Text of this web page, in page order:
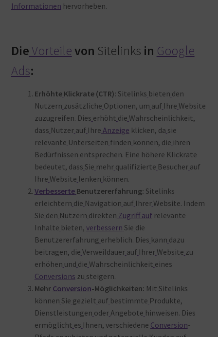
Informationen hervorheben.
DieVorteilevon Sitelinks in Google
Ads:
Erhöhte Klickrate (CTR): Sitelinks bieten den
Nutzern zusätzliche Optionen, um auf Ihre Website
zuzugreifen. Dies erhöht die Wahrscheinlichkeit,
dass Nutzer auf Ihre Anzeige klicken, da sie
relevante Unterseiten finden können, die ihren
Bedürfnissen entsprechen. Eine höhere Klickrate
bedeutet, dass Sie mehr qualifizierte Besucher auf
Ihre Website lenken können.
Verbesserte Benutzererfahrung: Sitelinks
erleichtern die Navigation auf Ihrer Website. Indem
Sie den Nutzern direkten Zugriff auf relevante
Inhalte bieten, verbessern Sie die
Benutzererfahrung erheblich. Dies kann dazu
beitragen, die Verweildauer auf Ihrer Website zu
erhöhen und die Wahrscheinlichkeit eines
Conversions zu steigern.
Mehr Conversion-Möglichkeiten: Mit Sitelinks
können Sie gezielt auf bestimmte Produkte,
Dienstleistungen oderAngebote hinweisen. Dies
ermöglicht es Ihnen, verschiedene Conversion-